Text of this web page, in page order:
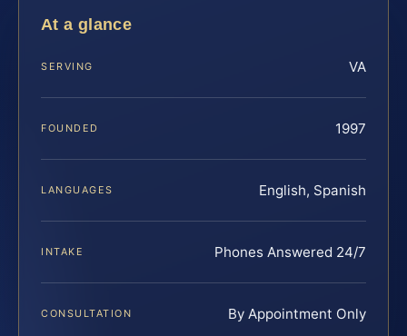
At a glance
SERVING VA
FOUNDED 1997
LANGUAGES English, Spanish
INTAKE Phones Answered 24/7
CONSULTATION By Appointment Only